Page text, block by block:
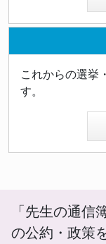
これからの選挙
す。
「先生の通信
の公約・政策